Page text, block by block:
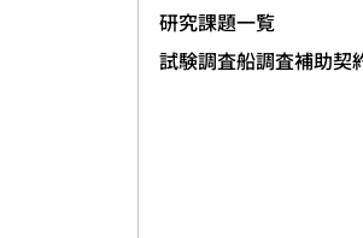
研究課題一覧
試験調査船調査補助契